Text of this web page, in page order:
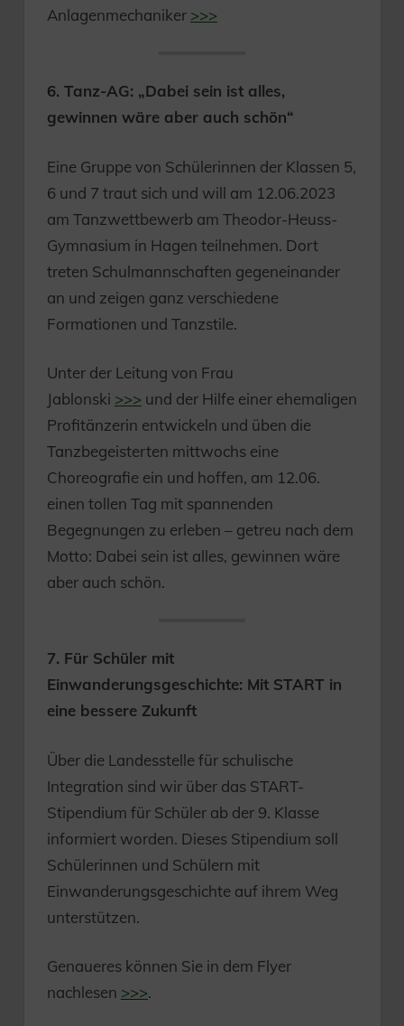
Anlagenmechaniker >>>
6. Tanz-AG: „Dabei sein ist alles,
gewinnen wäre aber auch schön“
Eine Gruppe von Schülerinnen der Klassen 5,
6 und 7 traut sich und will am 12.06.2023
am Tanzwettbewerb am Theodor-Heuss-
Gymnasium in Hagen teilnehmen. Dort
treten Schulmannschaften gegeneinander
an und zeigen ganz verschiedene
Formationen und Tanzstile.
Unter der Leitung von Frau
Jablonski >>> und der Hilfe einer ehemaligen
Profitänzerin entwickeln und üben die
Tanzbegeisterten mittwochs eine
Choreografie ein und hoffen, am 12.06.
einen tollen Tag mit spannenden
Begegnungen zu erleben – getreu nach dem
Motto: Dabei sein ist alles, gewinnen wäre
aber auch schön.
7. Für Schüler mit
Einwanderungsgeschichte: Mit START in
eine bessere Zukunft
Über die Landesstelle für schulische
Integration sind wir über das START-
Stipendium für Schüler ab der 9. Klasse
informiert worden. Dieses Stipendium soll
Schülerinnen und Schülern mit
Einwanderungsgeschichte auf ihrem Weg
unterstützen.
Genaueres können Sie in dem Flyer
nachlesen >>>.